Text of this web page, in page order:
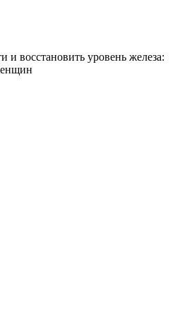
и восстановить уровень железа: